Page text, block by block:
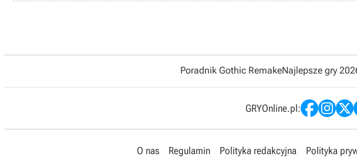
Poradnik Gothic RemakeNajlepsze gry
GRYOnline.pl:
O nas Regulamin Polityka redakcyjna Polityka